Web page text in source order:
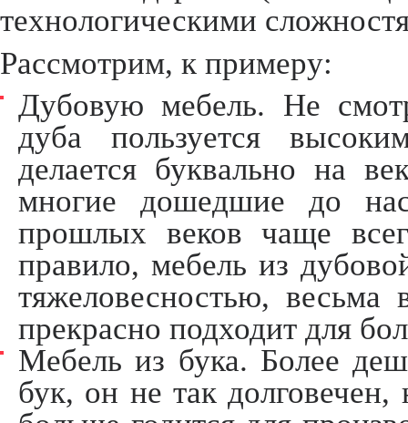
технологическими
Рассмотрим, к примеру:
Дубовую мебель. Не
дуба пользуется
делается буквально на
многие дошедшие до нас
прошлых веков чаще
правило, мебель из
тяжеловесностью,
прекрасно подходит для
Мебель из бука. Более
бук, он не так долговечен,